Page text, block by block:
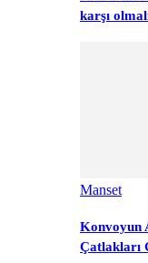
karşı
Manset
Konvoyun
Çatlakları